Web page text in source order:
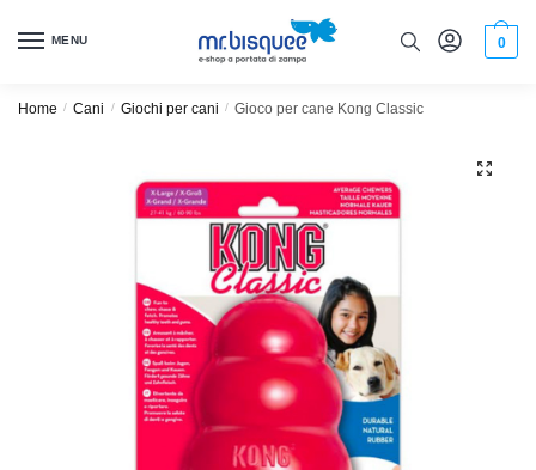
MENU 0
Home / Cani / Giochi per cani / Gioco per cane Kong Classic